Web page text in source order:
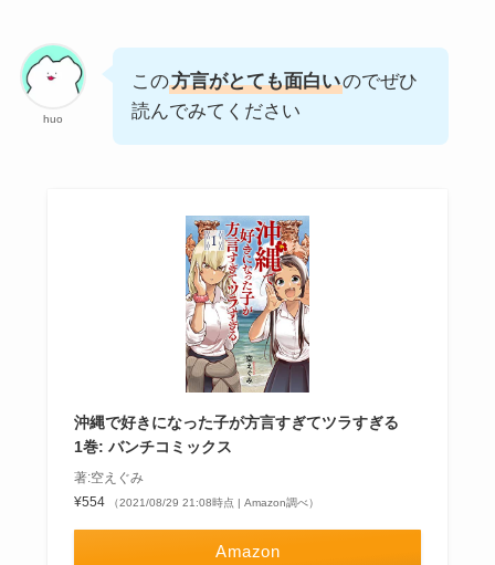
huo
この方言がとても面白いのでぜひ
読んでみてください
沖縄で好きになった子が方言すぎてツラすぎる
1巻: バンチコミックス
著:空えぐみ
¥554
（2021/08/29 21:08時点 | Amazon調べ）
Amazon